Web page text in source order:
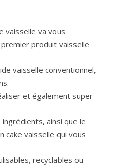
vaisselle va vous
produit vaisselle
vaisselle conventionnel,
et également super
ainsi que le
vaisselle qui vous
recyclables ou